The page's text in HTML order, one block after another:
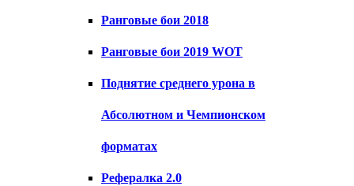
Ранговые бои 2018
Ранговые бои 2019 WOT
Поднятие среднего урона в
Абсолютном и Чемпионском
форматах
Рефералка 2.0